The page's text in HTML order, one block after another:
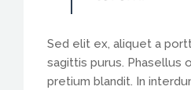
Sed elit ex, aliquet a
sagittis purus. Phasellus
pretium blandit. In